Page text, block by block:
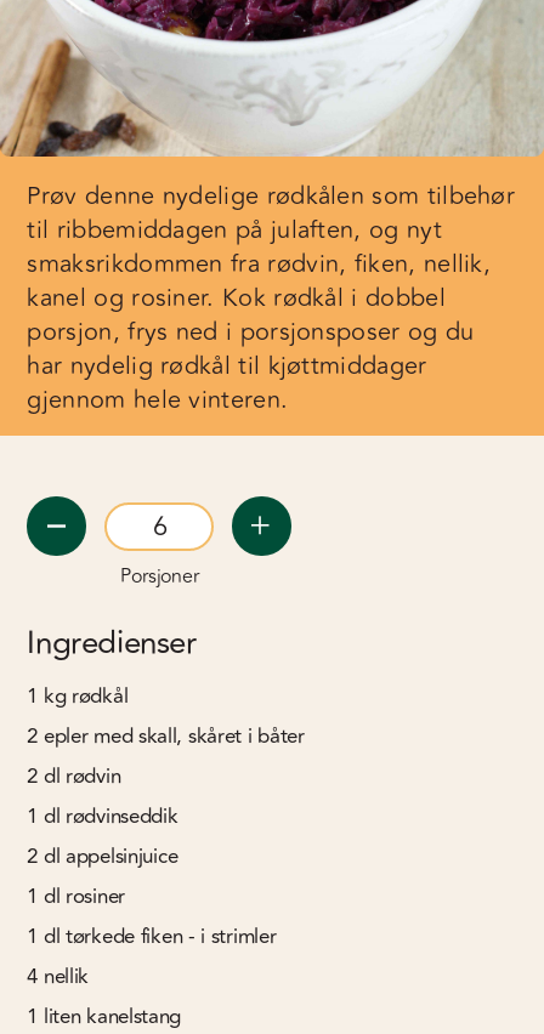
Prøv denne nydelige rødkålen som tilbehør
til ribbemiddagen på julaften, og nyt
smaksrikdommen fra rødvin, fiken, nellik,
kanel og rosiner. Kok rødkål i dobbel
porsjon, frys ned i porsjonsposer og du
har nydelig rødkål til kjøttmiddager
gjennom hele vinteren.
Porsjoner
Ingredienser
1 kg rødkål
2epler med skall, skåret i båter
2dl rødvin
1 dl rødvinseddik
2dlappelsinjuice
1 dl rosiner
1 dltørkede fiken - i strimler
4 nellik
1 liten kanelstang